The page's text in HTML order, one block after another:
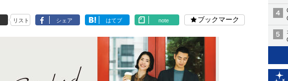
リスト シェア はてブ note ブックマーク